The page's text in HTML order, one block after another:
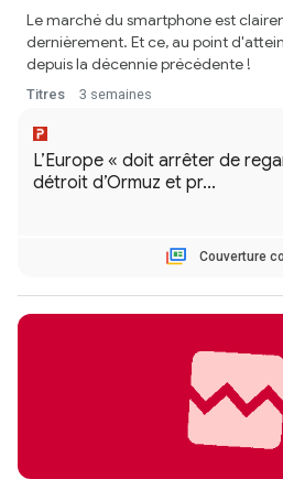
Le marché du smartphone est
dernièrement. Et ce, au point
depuis la décennie précédente !
Titres 3 semaines
Couverture